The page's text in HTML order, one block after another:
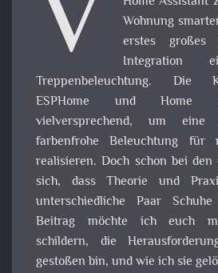
Wohnung
erstes
Integration
Treppenbeleuchtung. Die
ESPHome und Home
vielversprechend, um eine
farbenfrohe Beleuchtung für
realisieren. Doch schon bei den
sich, dass Theorie und
unterschiedliche Paar
Beitrag möchte ich euch
schildern, die
gestoßen bin, und wie ich sie